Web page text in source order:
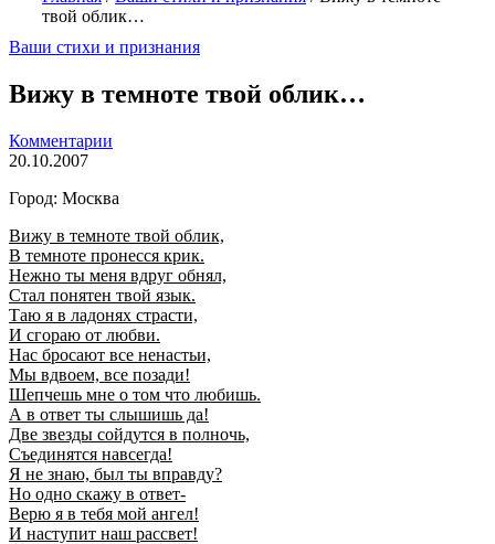
твой облик…
Ваши стихи и признания
Вижу в темноте твой облик…
Комментарии
20.10.2007
Город: Москва
Вижу в темноте твой облик,
В темноте пронесся крик.
Нежно ты меня вдруг обнял,
Стал понятен твой язык.
Таю я в ладонях страсти,
И сгораю от любви.
Нас бросают все ненастьи,
Мы вдвоем, все позади!
Шепчешь мне о том что любишь.
А в ответ ты слышишь да!
Две звезды сойдутся в полночь,
Съединятся навсегда!
Я не знаю, был ты вправду?
Но одно скажу в ответ-
Верю я в тебя мой ангел!
И наступит наш рассвет!